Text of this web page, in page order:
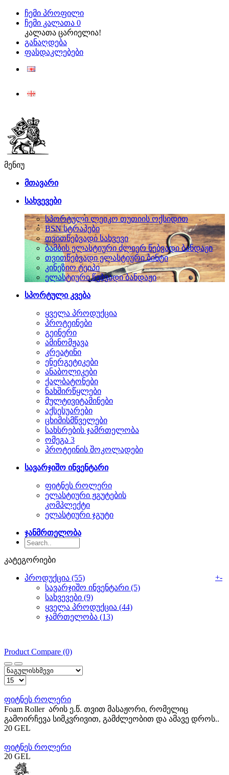
ჩემი პროფილი
ჩემი კალათა 0
კალათა ცარიელია!
განაღდება
ფასდაკლებები
მენიუ
მთავარი
სახვევები
სპორტული ლეიკო თუთიის ოქსიდით
BSN სტრაპები
თვითწებვადი სახვევი
ბამბის ელასტიური ძლიერ წებვადი ბანდაჟი
თვითწებვადი ელასტიური ბინტი
კინეზიო ტეიპი
ელასტიური წებვადი ბანდაჟი
სპორტული კვება
ყველა პროდუქცია
პროტეინები
გეინერი
ამინომჟავა
კრეატინი
ენერგეტიკები
ანაბოლიკები
ქალბატონები
ნახშირწყლები
მულტივიტამინები
აქსესუარები
ცხიმისმწველები
სახსრების ჯამრთელობა
ომეგა 3
პროტეინის შოკოლადები
სავარჯიშო ინვენტარი
ფიტნეს როლერი
ელასტიური ჟგუტების
კომპლექტი
ელასტიური ჯგუტი
ჯანმრთელობა
კატეგორიები
პროდუქცია (55) +-
სავარჯიშო ინვენტარი (5)
სახვევები (9)
ყველა პროდუქცია (44)
ჯამრთელობა (13)
Product Compare (0)
ფიტნეს როლერი
Foam Roller არის ე.წ. თვით მასაჟორი, რომელიც
გამოირჩევა სიმკვრივით, გამძლეობით და ამავე დროს..
20 GEL
ფიტნეს როლერი
20 GEL